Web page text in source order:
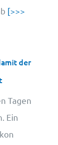
[>>>
der
Tagen
Ein